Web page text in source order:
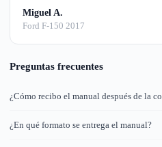
Miguel A.
Ford F-150 2017
Preguntas frecuentes
¿Cómo recibo el manual después de la
¿En qué formato se entrega el manual?